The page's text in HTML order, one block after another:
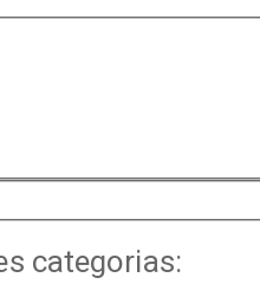
categorias: